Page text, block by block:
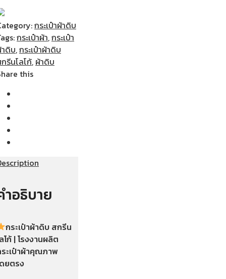
กระเป๋าผ้าดิบ
กระเป๋าผ้า,กระเป๋า
ดิบ,กระเป๋าผ้าดิบ
รีนโลโก้, ผ้าดิบ
this
ำอธิบาย
กระเป๋าผ้าดิบ สกรีน
โก้ | โรงงานผลิต
ะเป๋าผ้าคุณภาพ
ยตรง